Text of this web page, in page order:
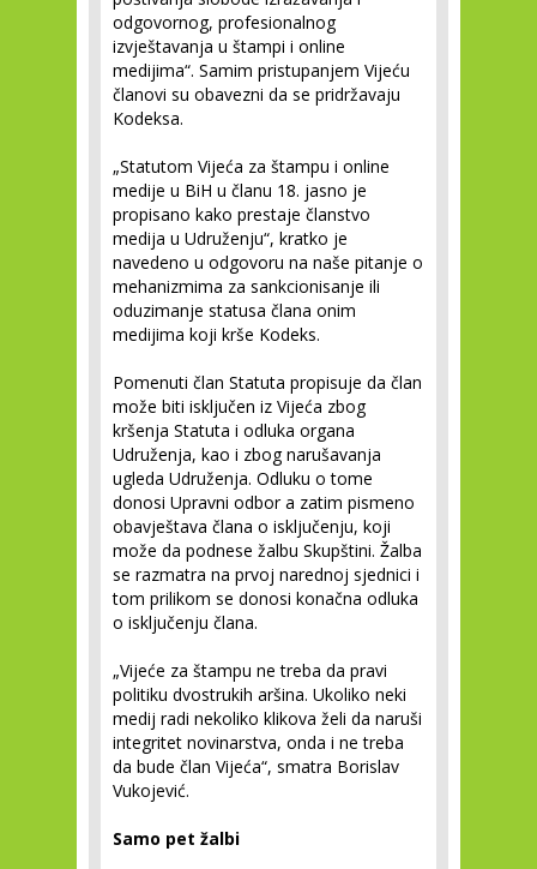
odgovornog, profesionalnog
izvještavanja u štampi i online
medijima“. Samim pristupanjem Vijeću
članovi su obavezni da se pridržavaju
Kodeksa.
„Statutom Vijeća za štampu i online
medije u BiH u članu 18. jasno je
propisano kako prestaje članstvo
medija u Udruženju“, kratko je
navedeno u odgovoru na naše pitanje o
mehanizmima za sankcionisanje ili
oduzimanje statusa člana onim
medijima koji krše Kodeks.
Pomenuti član Statuta propisuje da član
može biti isključen iz Vijeća zbog
kršenja Statuta i odluka organa
Udruženja, kao i zbog narušavanja
ugleda Udruženja. Odluku o tome
donosi Upravni odbor a zatim pismeno
obavještava člana o isključenju, koji
može da podnese žalbu Skupštini. Žalba
se razmatra na prvoj narednoj sjednici i
tom prilikom se donosi konačna odluka
o isključenju člana.
„Vijeće za štampu ne treba da pravi
politiku dvostrukih aršina. Ukoliko neki
medij radi nekoliko klikova želi da naruši
integritet novinarstva, onda i ne treba
da bude član Vijeća“, smatra Borislav
Vukojević.
Samo pet žalbi